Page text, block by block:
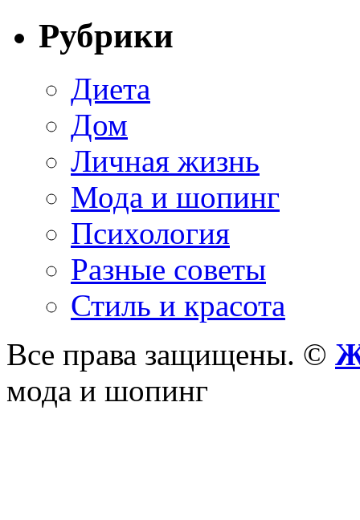
Рубрики
Диета
Дом
Личная жизнь
Мода и шопинг
Психология
Разные советы
Стиль и красота
Все права защищены. ©
мода и шопинг